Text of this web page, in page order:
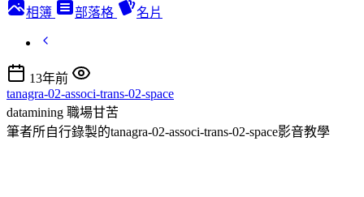
相簿 部落格 名片
13年前
tanagra-02-associ-trans-02-space
datamining 職場甘苦
筆者所自行錄製的tanagra-02-associ-trans-02-space影音教學